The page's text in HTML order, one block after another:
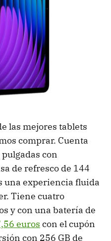
las mejores tablets
comprar. Cuenta
con
de refresco de 144
una experiencia fluida
Tiene cuatro
y con una batería de
euros con el cupón
con 256 GB de